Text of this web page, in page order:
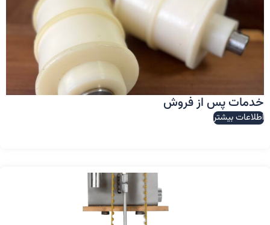
خدمات پس از فروش
اطلاعات بیشتر